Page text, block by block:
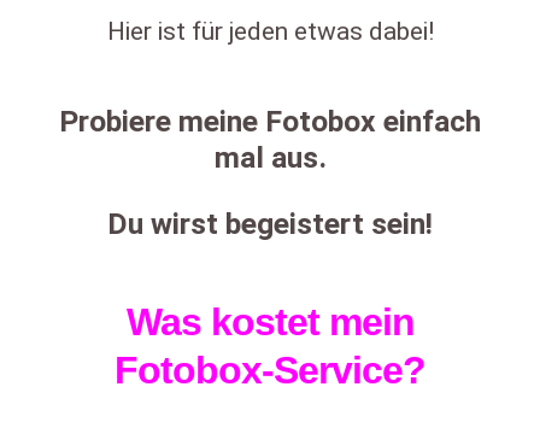
Hier ist für jeden etwas dabei!
Probiere meine Fotobox einfach
mal aus.
Du wirst begeistert sein!
Was kostet mein
Fotobox-Service?